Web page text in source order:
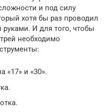
и под силу
хотя бы раз проводил
И для того, чтобы
необходимо
«17» и «30».